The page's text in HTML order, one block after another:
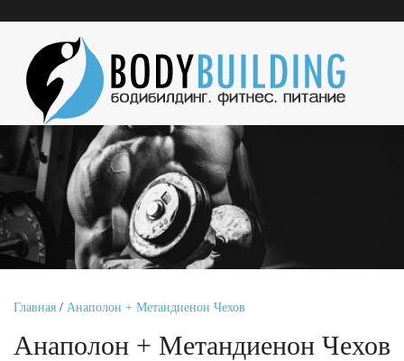
Главная / Анаполон + Метандиенон Чехов
Анаполон + Метандиенон Чехов